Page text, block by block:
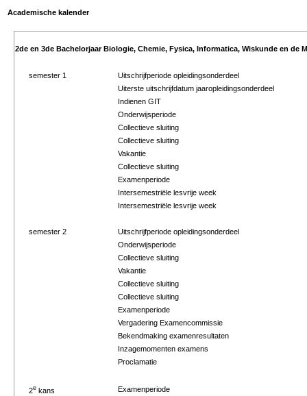
Academische kalender
2de en 3de Bachelorjaar Biologie, Chemie, Fysica, Informatica, Wiskunde en de
semester 1
Uitschrijfperiode opleidingsonderdeel
Uiterste uitschrijfdatum jaaropleidingsonderdeel
Indienen GIT
Onderwijsperiode
Collectieve sluiting
Collectieve sluiting
Vakantie
Collectieve sluiting
Examenperiode
Intersemestriële lesvrije week
Intersemestriële lesvrije week
semester 2
Uitschrijfperiode opleidingsonderdeel
Onderwijsperiode
Collectieve sluiting
Vakantie
Collectieve sluiting
Collectieve sluiting
Examenperiode
Vergadering Examencommissie
Bekendmaking examenresultaten
Inzagemomenten examens
Proclamatie
2e kans
Examenperiode